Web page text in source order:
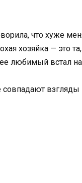
что хуже
хозяйка — это
любимый встал
взгляды